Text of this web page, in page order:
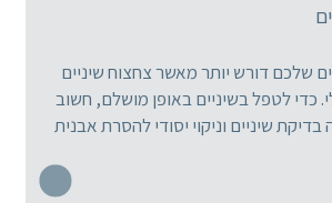
שלכם דורש יותר מאשר צחצוח שיניים
כדי לטפל בשיניים באופן מושלם, חשוב
שיניים וניקוי יסודי להסרת אבנית